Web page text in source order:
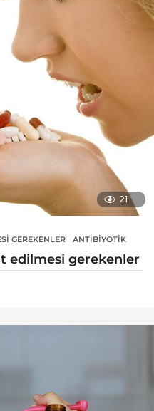
21
GEREKENLER
,ANTIBIYOTIK
edilmesi gerekenler